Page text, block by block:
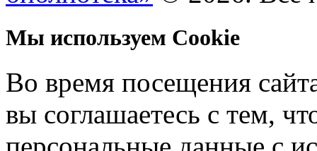
Мы используем Cookie
Во время посещения
вы соглашаетесь с тем,